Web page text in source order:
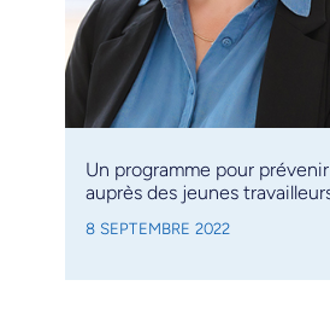
Un programme pour
auprès des jeunes
8 SEPTEMBRE 2022